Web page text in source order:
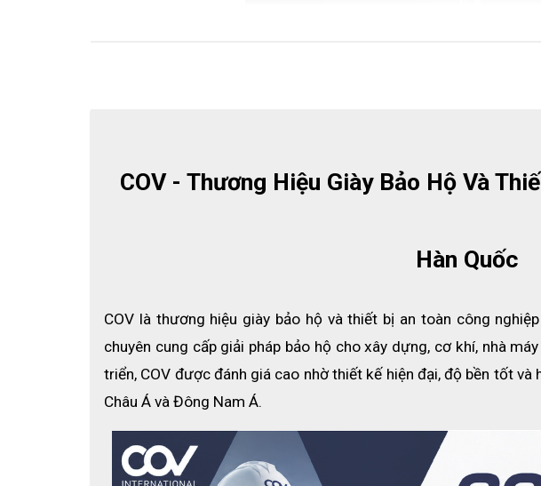
Dây cứu sinh tự co COV
Xem thêm: Các loại đai an toàn ở môi trường trên cao
MÔ TẢ VÀ CẤU TẠO DÂY CỨU SINH TỰ CO COV 3M
Thông số kỹ thuật
COV - Thương Hiệu Giày Bảo Hộ Và
Hàn Quốc
COV là thương hiệu giày bảo hộ và thiết bị an toàn công
chuyên cung cấp giải pháp bảo hộ cho xây dựng, cơ khí, nhà
triển, COV được đánh giá cao nhờ thiết kế hiện đại, độ bền tốt
Châu Á và Đông Nam Á.